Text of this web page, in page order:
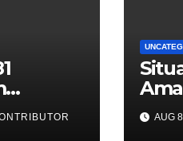
dan
dari
AUG